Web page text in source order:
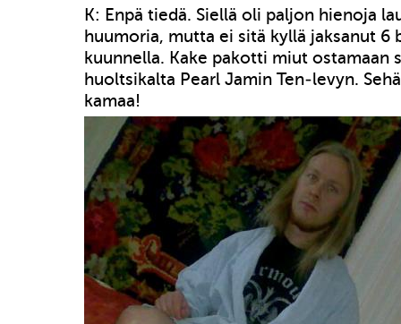
K: Enpä tiedä. Siellä oli paljon hienoja
huumoria, mutta ei sitä kyllä jaksanut 6
kuunnella. Kake pakotti miut ostamaan
huoltsikalta Pearl Jamin Ten-levyn.
kamaa!